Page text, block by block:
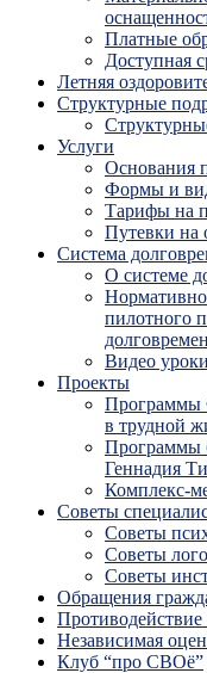
Платные
Доступная
Летняя
Структурные
Услуги
Основания
Формы и
Тарифы на
Путевки на
Система
О системе
пилотного
Видео
Проекты
Программы
в трудной
Программы
Геннадия
Комплекс-
Советы
Советы
Советы
Советы
Обращения
Независимая
Клуб “про СВОё”